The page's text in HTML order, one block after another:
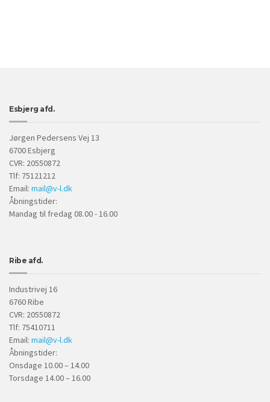
Esbjerg afd.
Jørgen Pedersens Vej 13
6700 Esbjerg
CVR: 20550872
Tlf: 75121212
Email: mail@v-l.dk
Åbningstider:
Mandag til fredag 08.00 - 16.00
Ribe afd.
Industrivej 16
6760 Ribe
CVR: 20550872
Tlf: 75410711
Email: mail@v-l.dk
Åbningstider:
Onsdage 10.00 – 14.00
Torsdage 14.00 – 16.00